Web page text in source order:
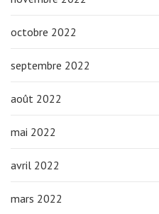
octobre 2022
septembre 2022
août 2022
mai 2022
avril 2022
mars 2022